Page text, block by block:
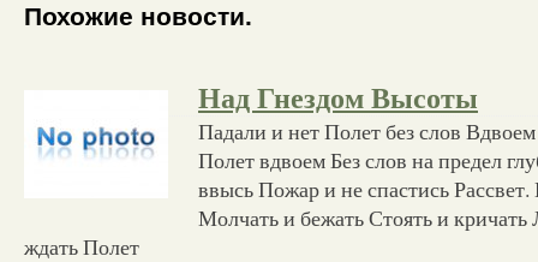
Похожие новости.
Над Гнездом Высоты
Падали и нет Полет без слов
Полет вдвоем Без слов на предел
ввысь Пожар и не спастись Рассвет.
Молчать и бежать Стоять и
ждать Полет